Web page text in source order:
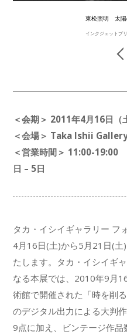
東松照明 太陽
インクジェット
＜会期＞ 2011年4月16日（
＜会場＞ Taka Ishii
＜営業時間＞ 11:00-
日 – 5日
タカ・イシイギャラリー フ
4月16日(土)から5月21日(土
たします。タカ・イシイギ
なる本展では、2010年9月
術館で開催された「時を削
のデジタル出力による大判
9点に加え、ビンテージ作品